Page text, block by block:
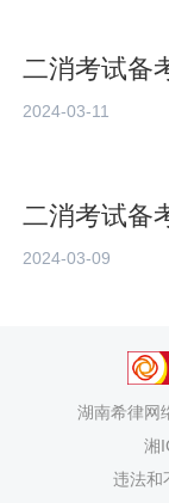
二消考试备
2024-03-11
二消考试备
2024-03-09
湖南希律网
湘
违法和